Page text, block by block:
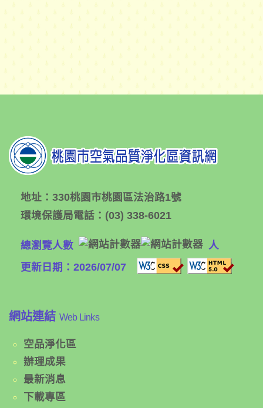
地址： 330桃園市桃園區法治路1號
環境保護局電話： (03) 338-6021
總瀏覽人數
人
更新日期：2026/07/07
網站連結 Web Links
空品淨化區
辦理成果
最新消息
下載專區